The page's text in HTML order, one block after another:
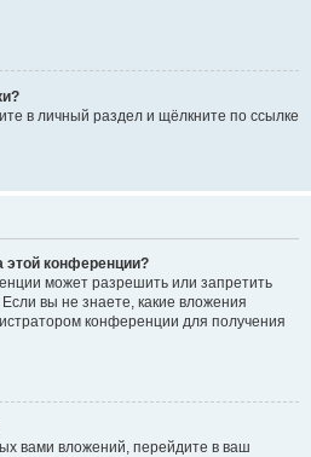
в личный раздел и щёлкните по ссылке
этой конференции?
может разрешить или запретить
вы не знаете, какие вложения
конференции для получения
вами вложений, перейдите в ваш